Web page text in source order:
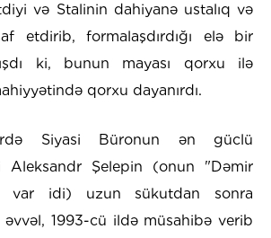
və Stalinin dahiyanə ustalıq və
etdirib, formalaşdırdığı elə bir
ki, bunun mayası qorxu ilə
qorxu dayanırdı.
Siyasi Büronun ən güclü
Aleksandr Şelepin (onun "Dəmir
var idi) uzun sükutdan sonra
1993-cü ildə müsahibə verib